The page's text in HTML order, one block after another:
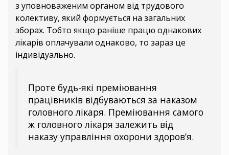
з уповноваженим органом від трудового
колективу, який формується на загальних
зборах. Тобто якщо раніше працю однакових
лікарів оплачували однаково, то зараз це
індивідуально.
Проте будь-які преміювання
працівників відбуваються за наказом
головного лікаря. Преміювання самого
ж головного лікаря залежить від
наказу управління охорони здоров’я.